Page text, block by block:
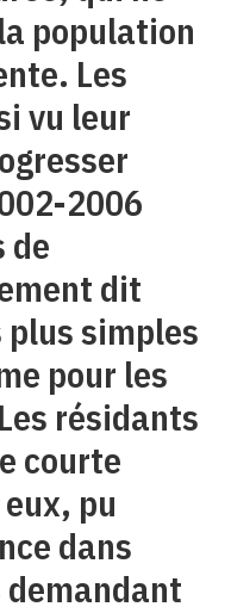
population
Les
vu leur
2006
de
dit
plus simples
pour les
résidants
courte
pu
dans